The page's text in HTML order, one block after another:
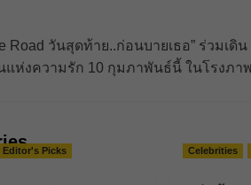
Road วันสุดท้าย..ก่อนบายเธอ” ร่วมเดิน
แห่งความรัก 10 กุมภาพันธ์นี้ ในโรงภา
Editor's Picks Celebrities